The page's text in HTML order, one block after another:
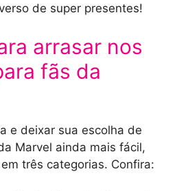
de super presentes!
arrasar nos
fãs da
e deixar sua escolha de
Marvel ainda mais fácil,
três categorias. Confira: